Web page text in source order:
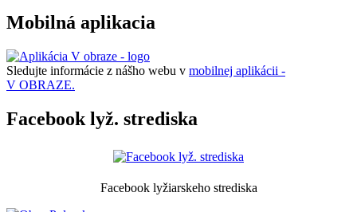
Mobilná aplikacia
Sledujte informácie z nášho webu v mobilnej aplikácii -
V OBRAZE.
Facebook lyž. strediska
Facebook lyžiarskeho strediska